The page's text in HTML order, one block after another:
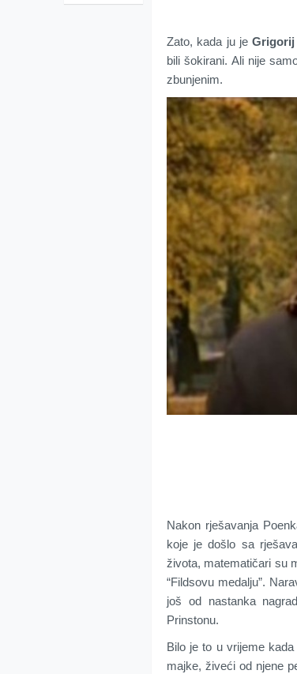
Zato, kada ju jeGrigorij
bili šokirani. Ali nije
zbunjenim.
Nakon rješavanja
koje je došlo sa
života, matematičari su
“Fildsovu medalju”.
još od nastanka
Prinstonu.
Bilo je to u vrijeme
majke, živeći od njene